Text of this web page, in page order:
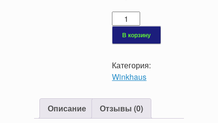
Количество
товара
Угл
WinkHaus
1ц
штырь
В корзину
Категория:
Winkhaus
Описание Отзывы (0)